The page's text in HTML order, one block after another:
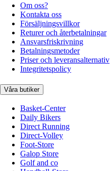
Om oss?
Kontakta oss
Försäljningsvillkor
Returer och återbetalningar
Ansvarsfriskrivning
Betalningsmetoder
Priser och leveransalternativ
Integritetspolicy
Våra butiker
Basket-Center
Daily Bikers
Direct Running
Direct-Volley
Foot-Store
Galop Store
Golf and co